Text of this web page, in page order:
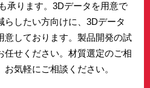
承ります。3Dデータを用意で
らしたい方向けに、3Dデータ
意しております。製品開発の試
任せください。材質選定のご相
気軽にご相談ください。